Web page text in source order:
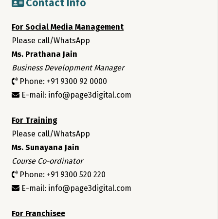
For Social Media Management
Please call/WhatsApp
Ms. Prathana Jain
Business Development Manager
Phone: +91 9300 92 0000
E-mail: info@page3digital.com
For Training
Please call/WhatsApp
Ms. Sunayana Jain
Course Co-ordinator
Phone: +91 9300 520 220
E-mail: info@page3digital.com
For Franchisee